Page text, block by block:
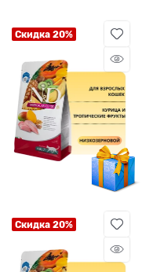
Скидка 20%
Скидка 20%